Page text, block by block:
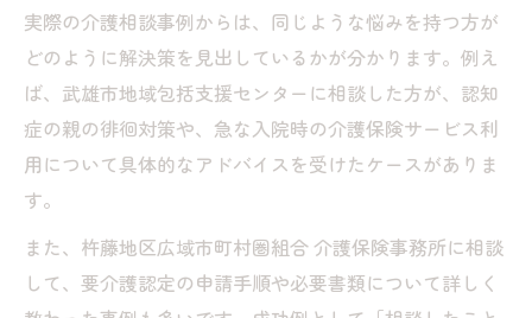
実際の介護相談事例からは、同じような悩みを持つ方が
どのように解決策を見出しているかが分かります。例え
ば、武雄市地域包括支援センターに相談した方が、認知
症の親の徘徊対策や、急な入院時の介護保険サービス利
用について具体的なアドバイスを受けたケースがありま
す。
また、杵藤地区広域市町村圏組合 介護保険事務所に相談
して、要介護認定の申請手順や必要書類について詳しく